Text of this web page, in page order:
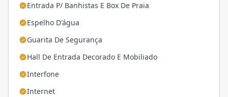
Entrada P/ Banhistas E Box De Praia
Espelho D'água
Guarita De Segurança
Hall De Entrada Decorado E Mobiliado
Interfone
Internet